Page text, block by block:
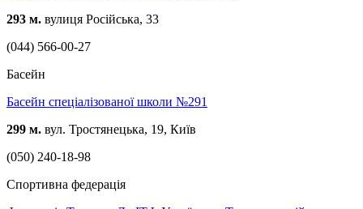
293 м. вулиця Російська, 33
(044) 566-00-27
Басейн
Басейн спеціалізованої школи №291
299 м. вул. Тростянецька, 19, Київ
(050) 240-18-98
Спортивна федерація